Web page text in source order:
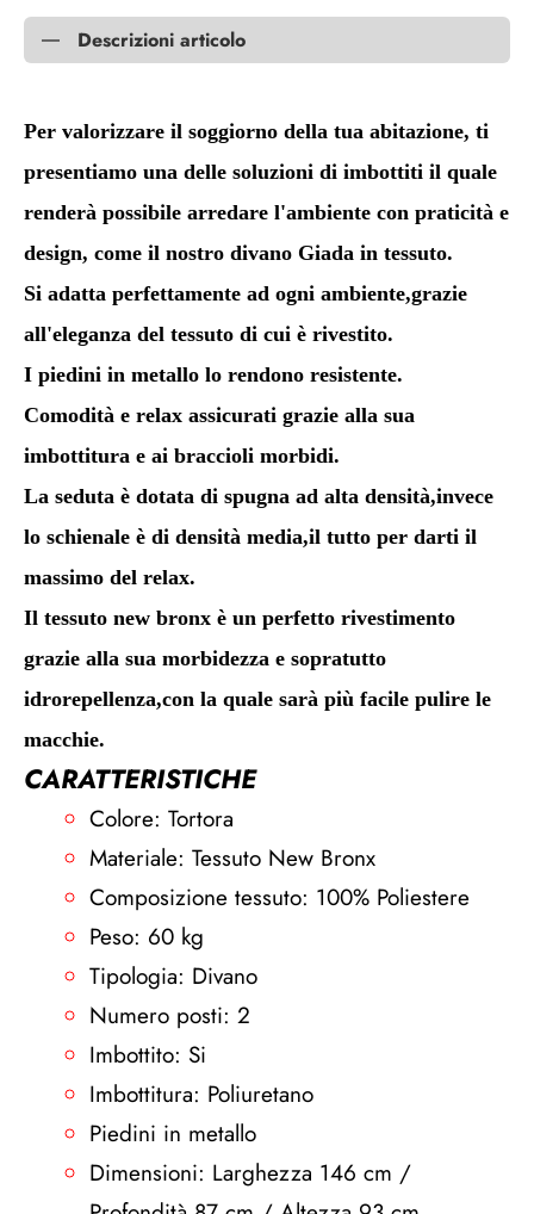
Descrizioni articolo
Per valorizzare il soggiorno della tua abitazione, ti
presentiamo una delle soluzioni di imbottiti il quale
renderà possibile arredare l'ambiente con praticità e
design, come il nostro divano Giada in tessuto.
Si adatta perfettamente ad ogni ambiente,grazie
all'eleganza del tessuto di cui è rivestito.
I piedini in metallo lo rendono resistente.
Comodità e relax assicurati grazie alla sua
imbottitura e ai braccioli morbidi.
La seduta è dotata di spugna ad alta densità,invece
lo schienale è di densità media,il tutto per darti il
massimo del relax.
Il tessuto new bronx è un perfetto rivestimento
grazie alla sua morbidezza e sopratutto
idrorepellenza,con la quale sarà più facile pulire le
macchie.
CARATTERISTICHE
Colore: Tortora
Materiale: Tessuto New Bronx
Composizione tessuto: 100% Poliestere
Peso: 60 kg
Tipologia: Divano
Numero posti: 2
Imbottito: Si
Imbottitura: Poliuretano
Piedini in metallo
Dimensioni: Larghezza 146 cm /